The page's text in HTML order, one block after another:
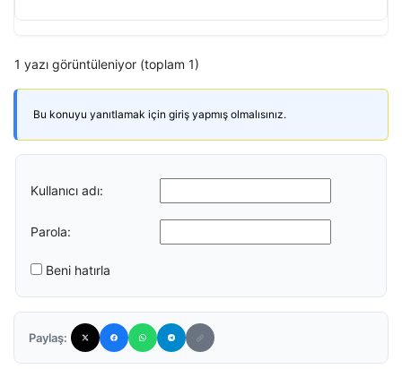
1 yazı görüntüleniyor (toplam 1)
Bu konuyu yanıtlamak için giriş yapmış olmalısınız.
Kullanıcı adı:
Parola:
Beni hatırla
Paylaş: